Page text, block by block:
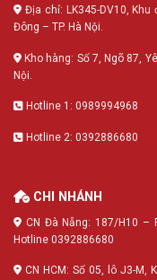
Địa chỉ: LK345-DV10,
Đông – TP. Hà Nội.
Kho hàng: Số 7, Ngõ 87,
Nội.
Hotline 1: 0989994968
Hotline 2: 0392886680
CHI NHÁNH
CN Đà Nẵng: 187/H10 –
Hotline 0392886680
CN HCM: Số 05, lô J3-M,